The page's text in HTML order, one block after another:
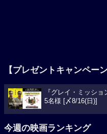
【プレゼントキャンペー
『グレイ・ミッシ
5名様 [〆8/16(日)]
今週の映画ランキング